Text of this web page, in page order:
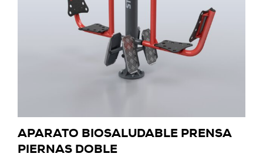
APARATO BIOSALUDABLE PRENSA
PIERNAS DOBLE